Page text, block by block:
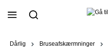
Dårlig Bruseafskærmninger